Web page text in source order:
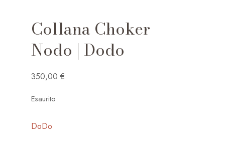
Collana Choker
Nodo | Dodo
350,00€
Esaurito
DoDo